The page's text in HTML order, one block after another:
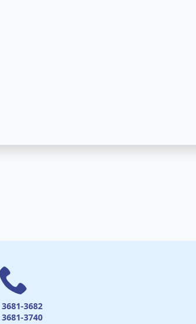
3682
3740